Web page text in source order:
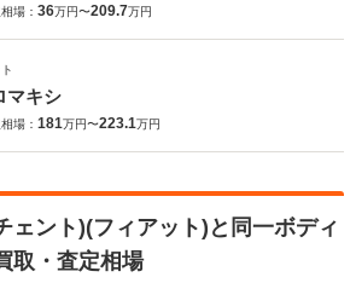
場： 36万円〜209.7万円
マキシ
場： 181万円〜223.1万円
ェント)(フィアット)と同一ボディ
取・査定相場